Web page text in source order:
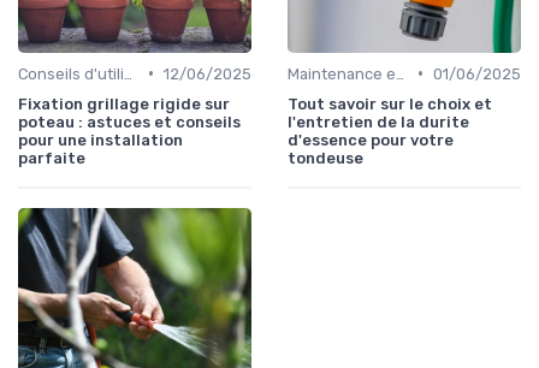
• 12/06/2025
Fixation grillage rigide sur
poteau : astuces et conseils
pour une installation
parfaite
• 01/06/2025
Tout savoir sur le choix et
l'entretien de la durite
d'essence pour votre
tondeuse